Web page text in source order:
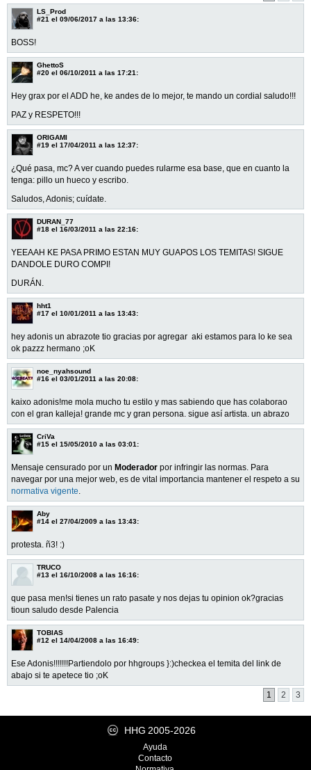
LS_Prod
#21 el 09/06/2017 a las 13:36:
BOSS!
GhettoS
#20 el 06/10/2011 a las 17:21:
Hey grax por el ADD he, ke andes de lo mejor, te mando un cordial saludo!!!
PAZ y RESPETO!!!
ORIGAMI
#19 el 17/04/2011 a las 12:37:
¿Qué pasa, mc? A ver cuando puedes rularme esa base, que en cuanto la
tenga: pillo un hueco y escribo.
Saludos, Adonis; cuídate.
DURAN_77
#18 el 16/03/2011 a las 22:16:
YEEAAH KE PASA PRIMO ESTAN MUY GUAPOS LOS TEMITAS! SIGUE
DANDOLE DURO COMPI!
DURÁN.
hht1
#17 el 10/01/2011 a las 13:43:
hey adonis un abrazote tio gracias por agregar aki estamos para lo ke sea
ok pazzz hermano ;oK
noe_nyahsound
#16 el 03/01/2011 a las 20:08:
kaixo adonis!me mola mucho tu estilo y mas sabiendo que has colaborao
con el gran kalleja! grande mc y gran persona. sigue así artista. un abrazo
CriVa
#15 el 15/05/2010 a las 03:01:
Mensaje censurado por un Moderador por infringir las normas. Para
navegar por una mejor web, es de vital importancia mantener el respeto a su
normativa vigente
Aby
#14 el 27/04/2009 a las 13:43:
protesta. ñ3! :)
TRUCO
#13 el 16/10/2008 a las 16:16:
que pasa men!si tienes un rato pasate y nos dejas tu opinion ok?gracias
tioun saludo desde Palencia
TOBIAS
#12 el 14/04/2008 a las 16:49:
Ese Adonis!!!!!!!Partiendolo por hhgroups }:)checkea el temita del link de
abajo si te apetece tio ;oK
1
2 3
HHG 2005-2026
Ayuda
Contacto